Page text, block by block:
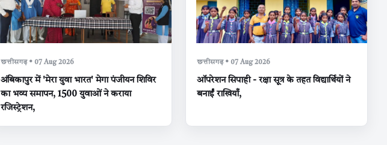
छत्तीसगढ़ • 07 Aug 2026
अंबिकापुर में 'मेरा युवा भारत' मेगा पंजीयन शिविर
का भव्य समापन, 1500 युवाओं ने कराया
रजिस्ट्रेशन,
छत्तीसगढ़ • 07 Aug 2026
ऑपरेशन सिपाही - रक्षा सूत्र के तहत विद्यार्थियों ने
बनाईं राखियाँ,